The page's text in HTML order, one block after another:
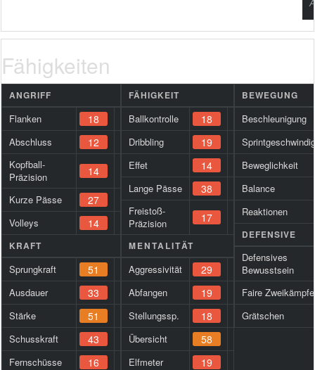
Fähigkeiten
ANGRIFF
Flanken 18
Abschluss 12
Kopfball-
Präzision
14
Kurze Pässe 27
Volleys 14
KRAFT
Sprungkraft 51
Ausdauer 33
Stärke 51
Schusskraft 43
Fernschüsse 16
FÄHIGKEIT
Ballkontrolle 18
Dribbling 19
Effet 14
Lange Pässe 38
Freistoß-
Präzision
17
MENTALITÄT
Aggressivität 29
Abfangen 19
Stellungssp. 18
Übersicht 58
Elfmeter 19
BEWEGUNG
Beschleunigung
Beweglichkeit
Balance
Reaktionen
DEFENSIVE
Defensives
Bewusstsein
Faire Zweikämpfe
Grätschen